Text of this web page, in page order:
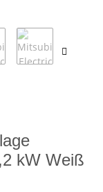
kW Weiß